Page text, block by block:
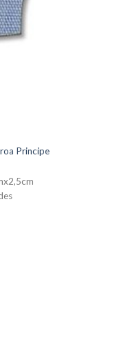
Principe